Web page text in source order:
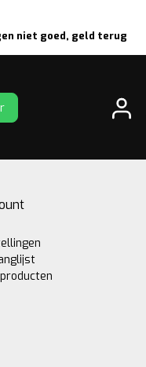
niet goed, geld terug